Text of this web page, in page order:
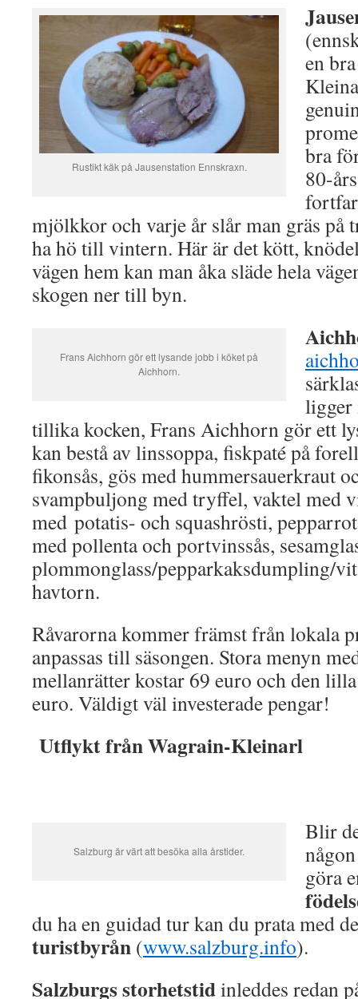
Rustikt käk på Jausenstation Ennskraxn.
en
bra
80-
mjölkkor och varje år slår man gräs på
ha hö till vintern. Här är det kött,
vägen hem kan man åka släde hela
skogen ner till byn.
Frans Aichhorn gör ett lysande jobb i köket på
Aichhorn.
ligger
tillika kocken, Frans Aichhorn gör ett
kan bestå av linssoppa, fiskpaté på
fikonsås, gös med hummersauerkraut
svampbuljong med tryffel, vaktel med
med potatis- och squashrösti,
med pollenta och portvinssås,
plommonglass/pepparkaksdumpling/
havtorn.
Råvarorna kommer främst från lokala
anpassas till säsongen. Stora menyn
mellanrätter kostar 69 euro och den
euro. Väldigt väl investerade pengar!
Utflykt från Wagrain-Kleinarl
Salzburg är värt att besöka alla årstider.
Blir
göra
du ha en guidad tur kan du prata med
turistbyrån (www.salzburg.info).
Salzburgs storhetstidinleddes redan